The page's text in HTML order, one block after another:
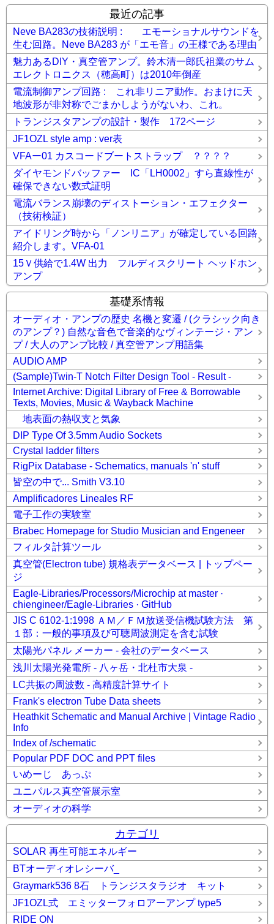
最近の記事
Neve BA283の技術説明 : エモーショナルサウンドを
生む回路。Neve BA283 が「エモ音」の王様である理由
魅力あるDIY・真空管アンプ。鈴木清一郎氏祖業のサム
エレクトロニクス（穂高町）は2010年倒産
電流制御アンプ回路 : これ非リニア動作。おまけに天
地波形が非対称でごまかしようがないわ、これ。
トランジスタアンプの設計・製作 172ページ
JF1OZL style amp : ver表
VFAー01 カスコードブートストラップ ？？？？
ダイヤモンドバッファー IC「LH0002」すら直線性が
確保できない数式証明
電流バランス崩壊のディストーション・エフェクター
（技術検証）
アイドリング時から「ノンリニア」が確定している回路
紹介します。VFA-01
15Ｖ供給で1.4W 出力 フルディスクリート ヘッドホン
アンプ
基礎系情報
オーディオ・アンプの歴史 名機と変遷 / (クラシック向き
のアンプ？) 自然な音色で音楽的なヴィンテージ・アン
プ / 大人のアンプ比較 / 真空管アンプ用語集
AUDIO AMP
(Sample)Twin-T Notch Filter Design Tool - Result -
Internet Archive: Digital Library of Free & Borrowable
Texts, Movies, Music & Wayback Machine
地表面の熱収支と気象
DIP Type Of 3.5mm Audio Sockets
Crystal ladder filters
RigPix Database - Schematics, manuals 'n' stuff
皆空の中で... Smith V3.10
Amplificadores Lineales RF
電子工作の実験室
Brabec Homepage for Studio Musician and Engeneer
フィルタ計算ツール
真空管(Electron tube) 規格表データベース | トップペー
ジ
Eagle-Libraries/Processors/Microchip at master ·
chiengineer/Eagle-Libraries · GitHub
JIS C 6102-1:1998 ＡＭ／ＦＭ放送受信機試験方法 第
１部：一般的事項及び可聴周波測定を含む試験
太陽光パネル メーカー - 会社のデータベース
浅川太陽光発電所 - 八ヶ岳・北杜市大泉 -
LC共振の周波数 - 高精度計算サイト
Frank's electron Tube Data sheets
Heathkit Schematic and Manual Archive | Vintage Radio
Info
Index of /schematic
Popular PDF DOC and PPT files
いめーじ あっぷ
ユニパルス真空管展示室
オーディオの科学
カテゴリ
SOLAR 再生可能エネルギー
BTオーディオレシーバ_
Graymark536 8石 トランジスタラジオ キット
JF1OZL式 エミッターフォロアーアンプ type5
RIDE ON